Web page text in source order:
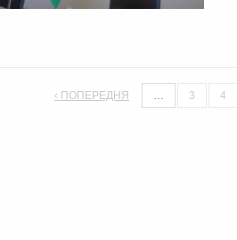
‹ ПОПЕРЕДНЯ … 3 4